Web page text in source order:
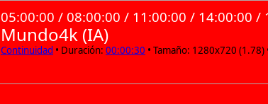
05:00:00 / 08:00:00 / 11:00:00 / 14:00:00 /
Mundo4k (IA)
Continuidad • Duración: 00:00:30 • Tamaño: 1280x720 (1.78)